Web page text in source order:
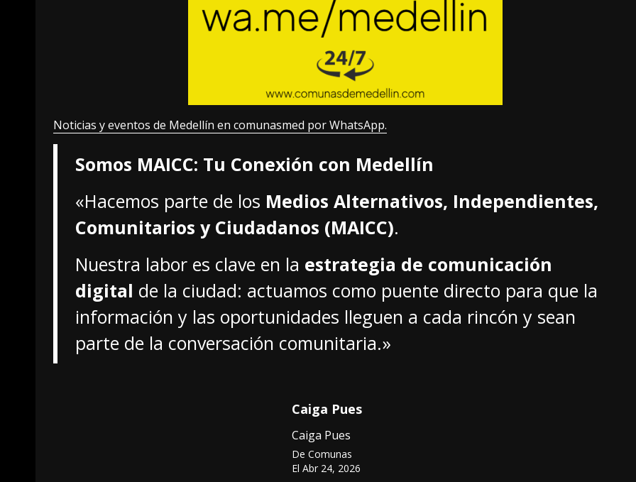
Noticias y eventos de Medellín en comunasmed por WhatsApp.
Somos MAICC: Tu Conexión con Medellín
«Hacemos parte de los Medios Alternativos, Independientes,
Comunitarios y Ciudadanos (MAICC).
Nuestra labor es clave en la estrategia de comunicación
digital de la ciudad: actuamos como puente directo para que la
información y las oportunidades lleguen a cada rincón y sean
parte de la conversación comunitaria.»
Caiga Pues
Caiga Pues
De Comunas
El Abr 24, 2026